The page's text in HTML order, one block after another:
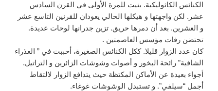
الكنائس الكاثوليكية. بنيت للمرة الأولى في القرن السادس
عشر. لكن واجهتها و هيكلها الحالي يعودان للقرنين التاسع عشر
و العشرين. بعد أن دمرها حريق. تزين جدرانها لوحات عديدة.
تحتضن رفات مؤسس العاصمتين .
كان عدد الزوار قليلا. ككل الكنائس الصغيرة، أحببت في ” العذراء
الشافية” رائحة البخور و أصوات وشوشات الزائرين و التراتيل.
أجواء بعيدة عن الأماكن المكتظة حيث يتدافع الزوار لالتقاط
أجمل “سيلفي”. و تستبدل الوشوشات غوغاء.